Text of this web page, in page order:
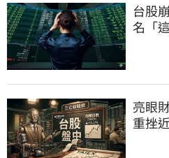
台股
名「
亮眼
重挫